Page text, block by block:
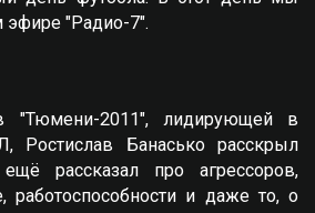
эфире "Радио-7".
"Тюмени-2011", лидирующей в
Ростислав Банасько расскрыл
рассказал про агрессоров,
работоспособности и даже то, о